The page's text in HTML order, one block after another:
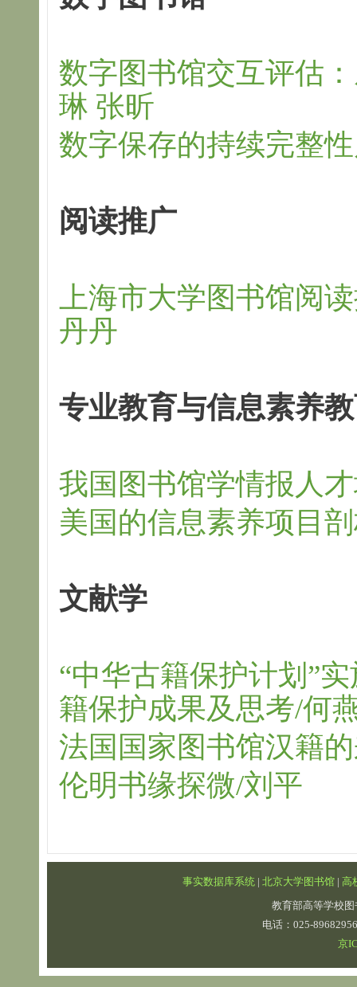
数字图书馆交互评估
琳 张昕
数字保存的持续完整
阅读推广
上海市大学图书馆阅
丹丹
专业教育与信息素养
我国图书馆学情报人
美国的信息素养项目
文献学
“中华古籍保护计划”
籍保护成果及思考/何
法国国家图书馆汉籍
伦明书缘探微/刘平
事实数据库系统| 北京大学图书馆| 高
教育部高等学校
电话：025-
京